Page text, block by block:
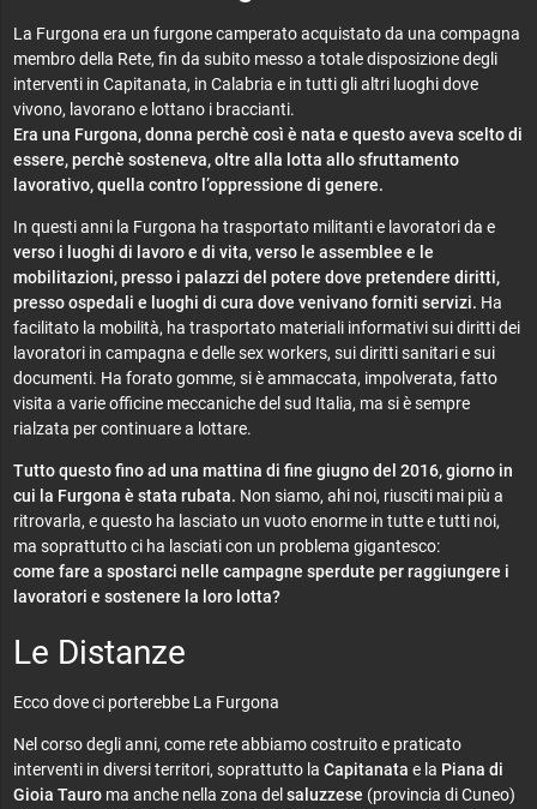
La Furgona era un furgone camperato acquistato da una compagna
membro della Rete, fin da subito messo a totale disposizione degli
interventi in Capitanata, in Calabria e in tutti gli altri luoghi dove
vivono, lavorano e lottano i braccianti.
Era una Furgona, donna perchè così è nata e questo aveva scelto di
essere, perchè sosteneva, oltre alla lotta allo sfruttamento
lavorativo, quella contro l’oppressione di genere.
In questi anni la Furgona ha trasportato militanti e lavoratori da e
verso i luoghi di lavoro e di vita, verso le assemblee e le
mobilitazioni, presso i palazzi del potere dove pretendere diritti,
presso ospedali e luoghi di cura dove venivano forniti servizi. Ha
facilitato la mobilità, ha trasportato materiali informativi sui diritti dei
lavoratori in campagna e delle sex workers, sui diritti sanitari e sui
documenti. Ha forato gomme, si è ammaccata, impolverata, fatto
visita a varie officine meccaniche del sud Italia, ma si è sempre
rialzata per continuare a lottare.
Tutto questo fino ad una mattina di fine giugno del 2016, giorno in
cui la Furgona è stata rubata. Non siamo, ahi noi, riusciti mai più a
ritrovarla, e questo ha lasciato un vuoto enorme in tutte e tutti noi,
ma soprattutto ci ha lasciati con un problema gigantesco:
come fare a spostarci nelle campagne sperdute per raggiungere i
lavoratori e sostenere la loro lotta?
Le Distanze
Ecco dove ci porterebbe La Furgona
Nel corso degli anni, come rete abbiamo costruito e praticato
interventi in diversi territori, soprattutto la Capitanata e la Piana di
Gioia Tauroma anche nella zona del saluzzese (provincia di Cuneo)